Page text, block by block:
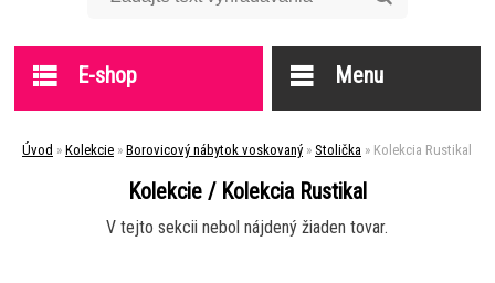
E-shop Menu
Úvod » Kolekcie » Borovicový nábytok voskovaný » Stolička » Kolekcia Rustikal
Kolekcie / Kolekcia Rustikal
V tejto sekcii nebol nájdený žiaden tovar.